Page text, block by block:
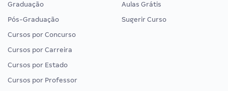
Graduação
Pós-Graduação
Cursos por Concurso
Cursos por Carreira
Cursos por Estado
Cursos por Professor
Aulas Grátis
Sugerir Curso